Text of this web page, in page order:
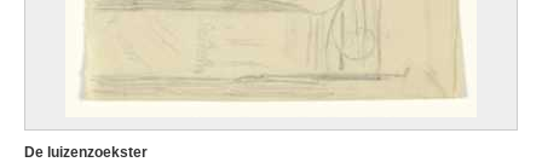
De luizenzoekster